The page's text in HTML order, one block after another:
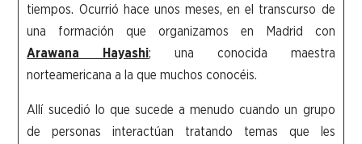
tiempos. Ocurrió hace unos meses, en el transcurso de
una formación que organizamos en Madrid con
Arawana Hayashi; una conocida maestra
norteamericana a la que muchos conocéis.
Allí sucedió lo que sucede a menudo cuando un grupo
de personas interactúan tratando temas que les